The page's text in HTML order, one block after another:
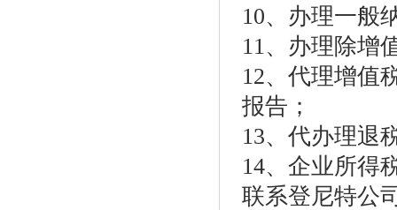
10、办理一般
11、办理除增
12、代理增值
报告；
13、代办理退
14、企业所得
联系登尼特公